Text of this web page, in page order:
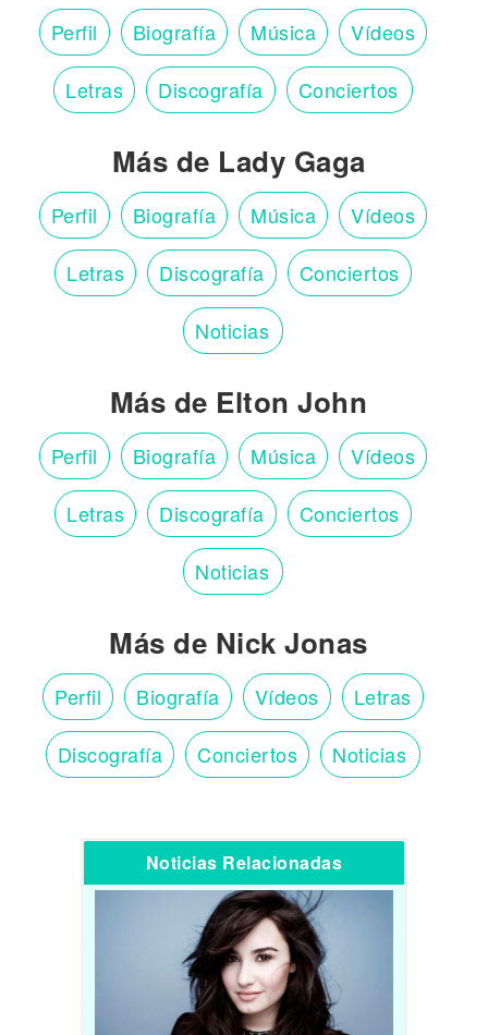
Perfil Biografía Música Vídeos
Letras Discografía Conciertos
Más de Lady Gaga
Perfil Biografía Música Vídeos
Letras Discografía Conciertos
Noticias
Más de Elton John
Perfil Biografía Música Vídeos
Letras Discografía Conciertos
Noticias
Más de Nick Jonas
Perfil Biografía Vídeos Letras
Discografía Conciertos Noticias
Noticias Relacionadas